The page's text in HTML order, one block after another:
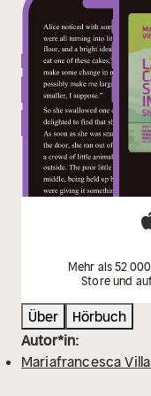
piccolo libro, un
diverso, e capita
tutti i libri, che
percorso, meglio di
arricchendosene.
ragione, ma
probabile? A
furto di una
cerchio e fa
ingenuamente
coscienza di Ciro e
Napoli, un mondo
Mehr als 52
Store und
Über
Hörbuch
Autor*in:
Mariafrancesca